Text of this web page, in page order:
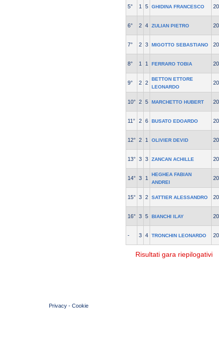
5° 1 5 GHIDINA FRANCESCO
6° 2 4 ZULIAN PIETRO
7° 2 3 MIGOTTO SEBASTIANO
8° 1 1 FERRARO TOBIA
9° 2 2
BETTON ETTORE
LEONARDO
10° 2 5 MARCHETTO HUBERT
11° 2 6 BUSATO EDOARDO
12° 2 1 OLIVIER DEVID
13° 3 3 ZANCAN ACHILLE
14° 3 1
HEGHEA FABIAN
ANDREI
15° 3 2 SATTIER ALESSANDRO
16° 3 5 BIANCHI ILAY
- 3 4 TRONCHIN LEONARDO
Risultati gara riepilogativi
Privacy - Cookie